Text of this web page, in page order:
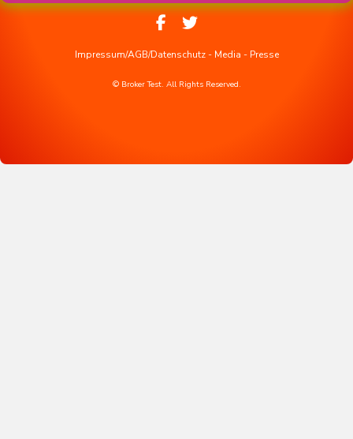
Impressum/AGB/Datenschutz- Media - Presse
© Broker Test. All Rights Reserved.